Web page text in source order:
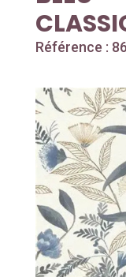
Référence :